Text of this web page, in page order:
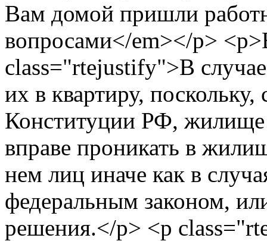
Вам домой пришли
вопросами</em></p>
class="rtejustify">В
их в квартиру, поскольку,
Конституции РФ, жилище
вправе проникать в
нем лиц иначе как в
федеральным законом,
решения.</p> <p